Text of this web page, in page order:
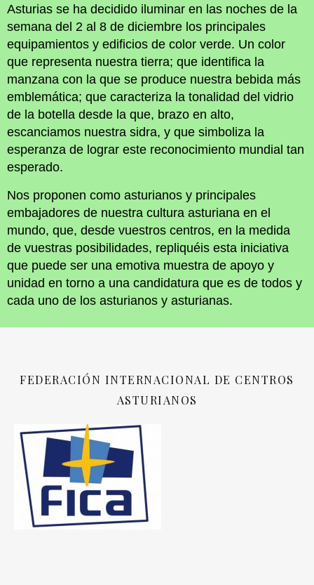
Asturias se ha decidido iluminar en las noches de la
semana del 2 al 8 de diciembre los principales
equipamientos y edificios de color verde. Un color
que representa nuestra tierra; que identifica la
manzana con la que se produce nuestra bebida más
emblemática; que caracteriza la tonalidad del vidrio
de la botella desde la que, brazo en alto,
escanciamos nuestra sidra, y que simboliza la
esperanza de lograr este reconocimiento mundial tan
esperado.
Nos proponen como asturianos y principales
embajadores de nuestra cultura asturiana en el
mundo, que, desde vuestros centros, en la medida
de vuestras posibilidades, repliquéis esta iniciativa
que puede ser una emotiva muestra de apoyo y
unidad en torno a una candidatura que es de todos y
cada uno de los asturianos y asturianas.
FEDERACIÓN INTERNACIONAL DE CENTROS
ASTURIANOS